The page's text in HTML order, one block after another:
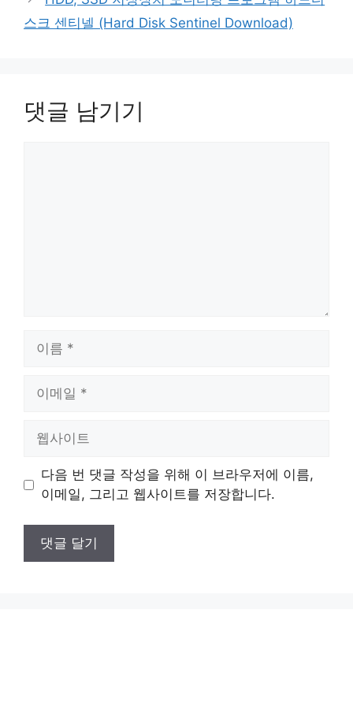
스크 센티넬 (Hard Disk Sentinel Download)
댓글 남기기
트
다음 번 댓글 작성을 위해 이 브라우저에 이름,
이메일, 그리고 웹사이트를 저장합니다.